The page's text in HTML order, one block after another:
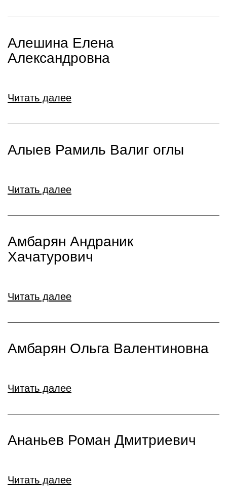
Алешина Елена
Александровна
Читать далее
Алыев Рамиль Валиг оглы
Читать далее
Амбарян Андраник
Хачатурович
Читать далее
Амбарян Ольга Валентиновна
Читать далее
Ананьев Роман Дмитриевич
Читать далее